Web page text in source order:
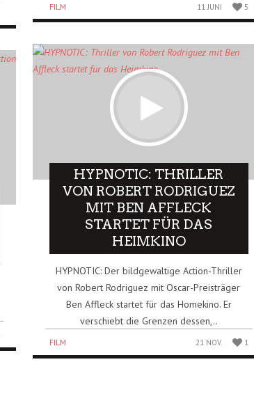
FILM 11 JUNI 5
HYPNOTIC: THRILLER
VON ROBERT RODRIGUEZ
MIT BEN AFFLECK
STARTET FÜR DAS
HEIMKINO
HYPNOTIC: Der bildgewaltige Action-Thriller
von Robert Rodriguez mit Oscar-Preisträger
Ben Affleck startet für das Homekino. Er
verschiebt die Grenzen dessen,..
FILM 21 NOV. 1